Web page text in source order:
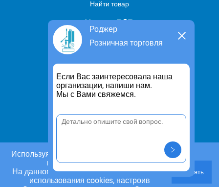
Роджер
Розничная торговля
Если Вас заинтересовала наша
организации, напиши нам.
Мы с Вами свяжемся.
Используя этот сайт, Вы даете согласие на
использование cookies.
На данном этапе Вы можете отказаться от
использования cookies, настроив
Принять
Найти товар
Услуги В2В
Найти услугу
Предложить свою услугу
Дропшиппинг
Транспортные услуги
Информация
Политика конфиденциальности
Контакты